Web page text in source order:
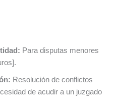
Para disputas menores
Resolución de conflictos
de acudir a un juzgado